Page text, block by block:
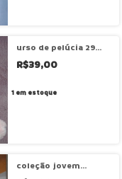
urso de pelúcia 29
cm – cód pl296
(usado)
R$39,00
1em estoque
coleção jovem